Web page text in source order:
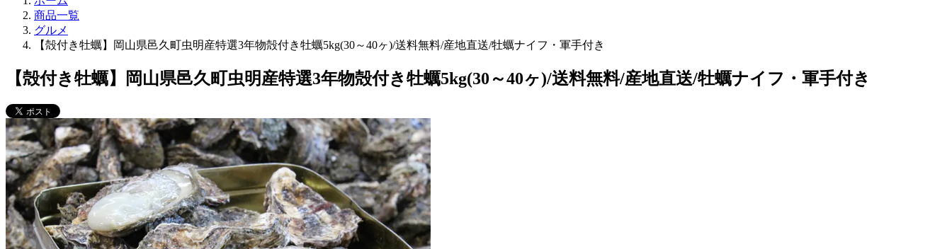
商品一覧
グルメ
【殻付き牡蠣】岡山県邑久町虫明産特選3年物殻付き牡蠣5kg(30～40ヶ)/送料無料/産地直送/牡蠣ナイフ・軍手付き
【殻付き牡蠣】岡山県邑久町虫明産特選3年物殻付き牡蠣5kg(30～40ヶ)/送料無料/産地直送/牡蠣ナイフ・軍手付き